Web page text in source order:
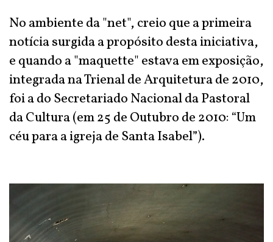
No ambiente da "net", creio que a primeira
notícia surgida a propósito desta iniciativa,
e quando a "maquette" estava em exposição,
integrada na Trienal de Arquitetura de 2010,
foi a do Secretariado Nacional da Pastoral
da Cultura (em 25 de Outubro de 2010: “Um
céu para a igreja de Santa Isabel”).